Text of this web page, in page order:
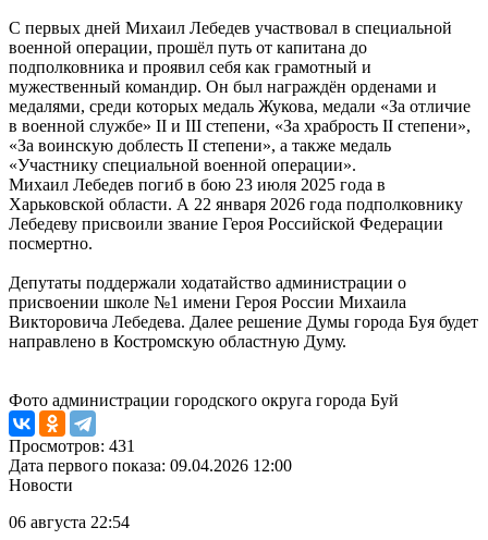
С первых дней Михаил Лебедев участвовал в специальной
военной операции, прошёл путь от капитана до
подполковника и проявил себя как грамотный и
мужественный командир. Он был награждён орденами и
медалями, среди которых медаль Жукова, медали «За отличие
в военной службе» II и III степени, «За храбрость II степени»,
«За воинскую доблесть II степени», а также медаль
«Участнику специальной военной операции».
Михаил Лебедев погиб в бою 23 июля 2025 года в
Харьковской области. А 22 января 2026 года подполковнику
Лебедеву присвоили звание Героя Российской Федерации
посмертно.
Депутаты поддержали ходатайство администрации о
присвоении школе №1 имени Героя России Михаила
Викторовича Лебедева. Далее решение Думы города Буя будет
направлено в Костромскую областную Думу.
Фото администрации городского округа города Буй
Просмотров: 431
Дата первого показа: 09.04.2026 12:00
Новости
06 августа 22:54